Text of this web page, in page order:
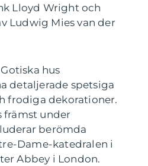
Lloyd Wright och
Ludwig Mies van der
hus
detaljerade spetsiga
frodiga dekorationer.
främst under
berömda
Dame-katedralen i
Abbey i London.